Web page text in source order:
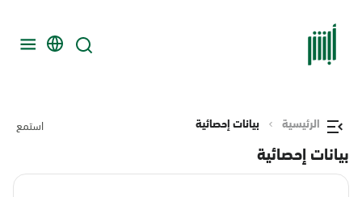
الرئيسية بيانات إحصائية استمع
بيانات إحصائية